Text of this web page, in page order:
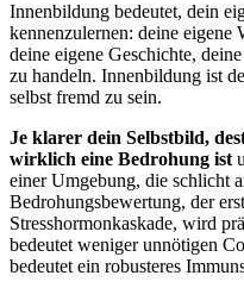
Innenbildung bedeutet, dein
kennenzulernen: deine eigene
deine eigene Geschichte,
zu handeln. Innenbildung ist
selbst fremd zu sein.
Je klarer dein Selbstbild,
wirklich eine Bedrohung ist
einer Umgebung, die schlicht
Bedrohungsbewertung, der
Stresshormonkaskade, wird
bedeutet weniger unnötigen
bedeutet ein robusteres